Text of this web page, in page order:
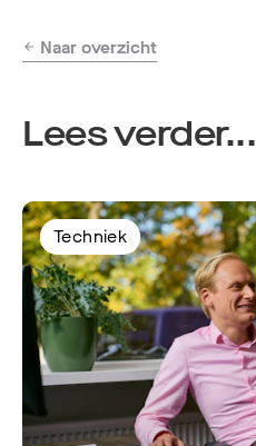
Naar overzicht
Lees verder...
Techniek